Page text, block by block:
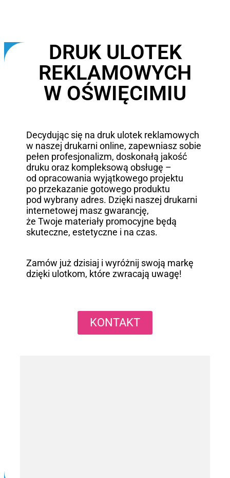
DRUK ULOTEK
REKLAMOWYCH
W OŚWIĘCIMIU
Decydując się na druk ulotek reklamowych
w naszej drukarni online, zapewniasz sobie
pełen profesjonalizm, doskonałą jakość
druku oraz kompleksową obsługę –
od opracowania wyjątkowego projektu
po przekazanie gotowego produktu
pod wybrany adres. Dzięki naszej drukarni
internetowej masz gwarancję,
że Twoje materiały promocyjne będą
skuteczne, estetyczne i na czas.
Zamów już dzisiaj i wyróżnij swoją markę
dzięki ulotkom, które zwracają uwagę!
KONTAKT